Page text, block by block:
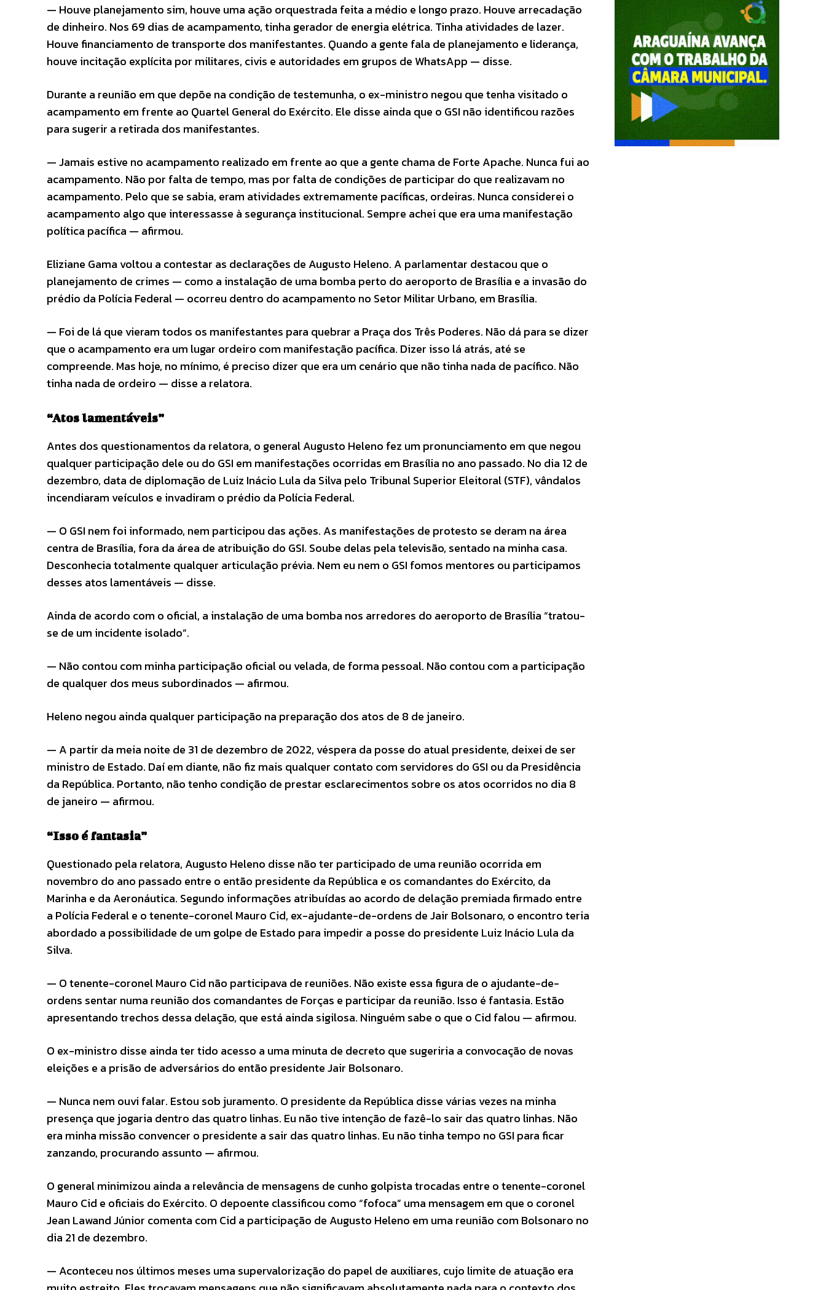
— Houve planejamento sim, houve uma ação orquestrada feita a médio e longo prazo. Houve arrecadação
de dinheiro. Nos 69 dias de acampamento, tinha gerador de energia elétrica. Tinha atividades de lazer.
Houve financiamento de transporte dos manifestantes. Quando a gente fala de planejamento e liderança,
houve incitação explícita por militares, civis e autoridades em grupos de WhatsApp — disse.
Durante a reunião em que depõe na condição de testemunha, o ex-ministro negou que tenha visitado o
acampamento em frente ao Quartel General do Exército. Ele disse ainda que o GSI não identificou razões
para sugerir a retirada dos manifestantes.
— Jamais estive no acampamento realizado em frente ao que a gente chama de Forte Apache. Nunca fui ao
acampamento. Não por falta de tempo, mas por falta de condições de participar do que realizavam no
acampamento. Pelo que se sabia, eram atividades extremamente pacíficas, ordeiras. Nunca considerei o
acampamento algo que interessasse à segurança institucional. Sempre achei que era uma manifestação
política pacífica — afirmou.
Eliziane Gama voltou a contestar as declarações de Augusto Heleno. A parlamentar destacou que o
planejamento de crimes — como a instalação de uma bomba perto do aeroporto de Brasília e a invasão do
prédio da Polícia Federal — ocorreu dentro do acampamento no Setor Militar Urbano, em Brasília.
— Foi de lá que vieram todos os manifestantes para quebrar a Praça dos Três Poderes. Não dá para se dizer
que o acampamento era um lugar ordeiro com manifestação pacífica. Dizer isso lá atrás, até se
compreende. Mas hoje, no mínimo, é preciso dizer que era um cenário que não tinha nada de pacífico. Não
tinha nada de ordeiro — disse a relatora.
“Atos lamentáveis”
Antes dos questionamentos da relatora, o general Augusto Heleno fez um pronunciamento em que negou
qualquer participação dele ou do GSI em manifestações ocorridas em Brasília no ano passado. No dia 12 de
dezembro, data de diplomação de Luiz Inácio Lula da Silva pelo Tribunal Superior Eleitoral (STF), vândalos
incendiaram veículos e invadiram o prédio da Polícia Federal.
— O GSI nem foi informado, nem participou das ações. As manifestações de protesto se deram na área
centra de Brasília, fora da área de atribuição do GSI. Soube delas pela televisão, sentado na minha casa.
Desconhecia totalmente qualquer articulação prévia. Nem eu nem o GSI fomos mentores ou participamos
desses atos lamentáveis — disse.
Ainda de acordo com o oficial, a instalação de uma bomba nos arredores do aeroporto de Brasília “tratou-
se de um incidente isolado”.
— Não contou com minha participação oficial ou velada, de forma pessoal. Não contou com a participação
de qualquer dos meus subordinados — afirmou.
Heleno negou ainda qualquer participação na preparação dos atos de 8 de janeiro.
— A partir da meia noite de 31 de dezembro de 2022, véspera da posse do atual presidente, deixei de ser
ministro de Estado. Daí em diante, não fiz mais qualquer contato com servidores do GSI ou da Presidência
da República. Portanto, não tenho condição de prestar esclarecimentos sobre os atos ocorridos no dia 8
de janeiro — afirmou.
“Isso é fantasia”
Questionado pela relatora, Augusto Heleno disse não ter participado de uma reunião ocorrida em
novembro do ano passado entre o então presidente da República e os comandantes do Exército, da
Marinha e da Aeronáutica. Segundo informações atribuídas ao acordo de delação premiada firmado entre
a Polícia Federal e o tenente-coronel Mauro Cid, ex-ajudante-de-ordens de Jair Bolsonaro, o encontro teria
abordado a possibilidade de um golpe de Estado para impedir a posse do presidente Luiz Inácio Lula da
Silva.
— O tenente-coronel Mauro Cid não participava de reuniões. Não existe essa figura de o ajudante-de-
ordens sentar numa reunião dos comandantes de Forças e participar da reunião. Isso é fantasia. Estão
apresentando trechos dessa delação, que está ainda sigilosa. Ninguém sabe o que o Cid falou — afirmou.
O ex-ministro disse ainda ter tido acesso a uma minuta de decreto que sugeriria a convocação de novas
eleições e a prisão de adversários do então presidente Jair Bolsonaro.
— Nunca nem ouvi falar. Estou sob juramento. O presidente da República disse várias vezes na minha
presença que jogaria dentro das quatro linhas. Eu não tive intenção de fazê-lo sair das quatro linhas. Não
era minha missão convencer o presidente a sair das quatro linhas. Eu não tinha tempo no GSI para ficar
zanzando, procurando assunto — afirmou.
O general minimizou ainda a relevância de mensagens de cunho golpista trocadas entre o tenente-coronel
Mauro Cid e oficiais do Exército. O depoente classificou como “fofoca” uma mensagem em que o coronel
Jean Lawand Júnior comenta com Cid a participação de Augusto Heleno em uma reunião com Bolsonaro no
dia 21 de dezembro.
— Aconteceu nos últimos meses uma supervalorização do papel de auxiliares, cujo limite de atuação era